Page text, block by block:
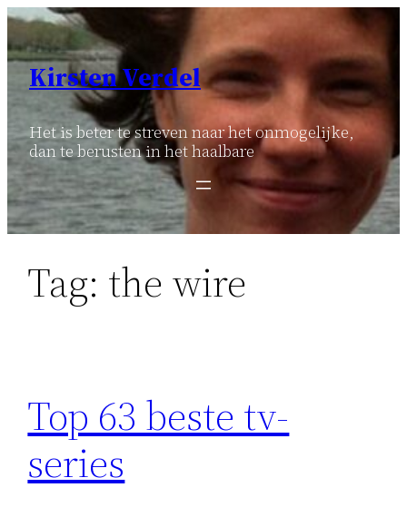
Ga
naar
inhoud
Kirsten Verdel
Het is beter te streven naar het onmogelijke,
dan te berusten in het haalbare
Tag: the wire
Top 63 beste tv-
series